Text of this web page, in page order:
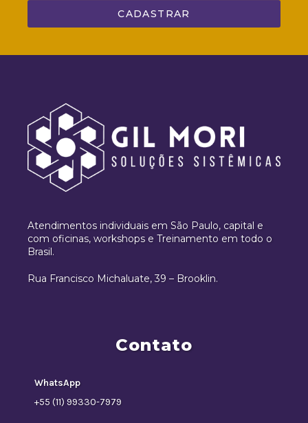
CADASTRAR
Atendimentos individuais em São Paulo, capital e
com oficinas, workshops e Treinamento em todo o
Brasil.
Rua Francisco Michaluate, 39 – Brooklin.
Contato
WhatsApp
+55 (11) 99330-7979